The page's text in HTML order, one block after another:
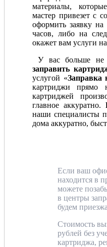
материалы,
мастер привезет с
оформить заявку
часов, либо на
окажет вам услуги
У вас больше не
заправить
услугой «Заправка
картриджи прямо
картриджей
главное аккуратно.
наши специалисты
дома аккуратно,
Если ваш
находится в
можете
в центры
будем
Стоимость
рублей без
картриджа,